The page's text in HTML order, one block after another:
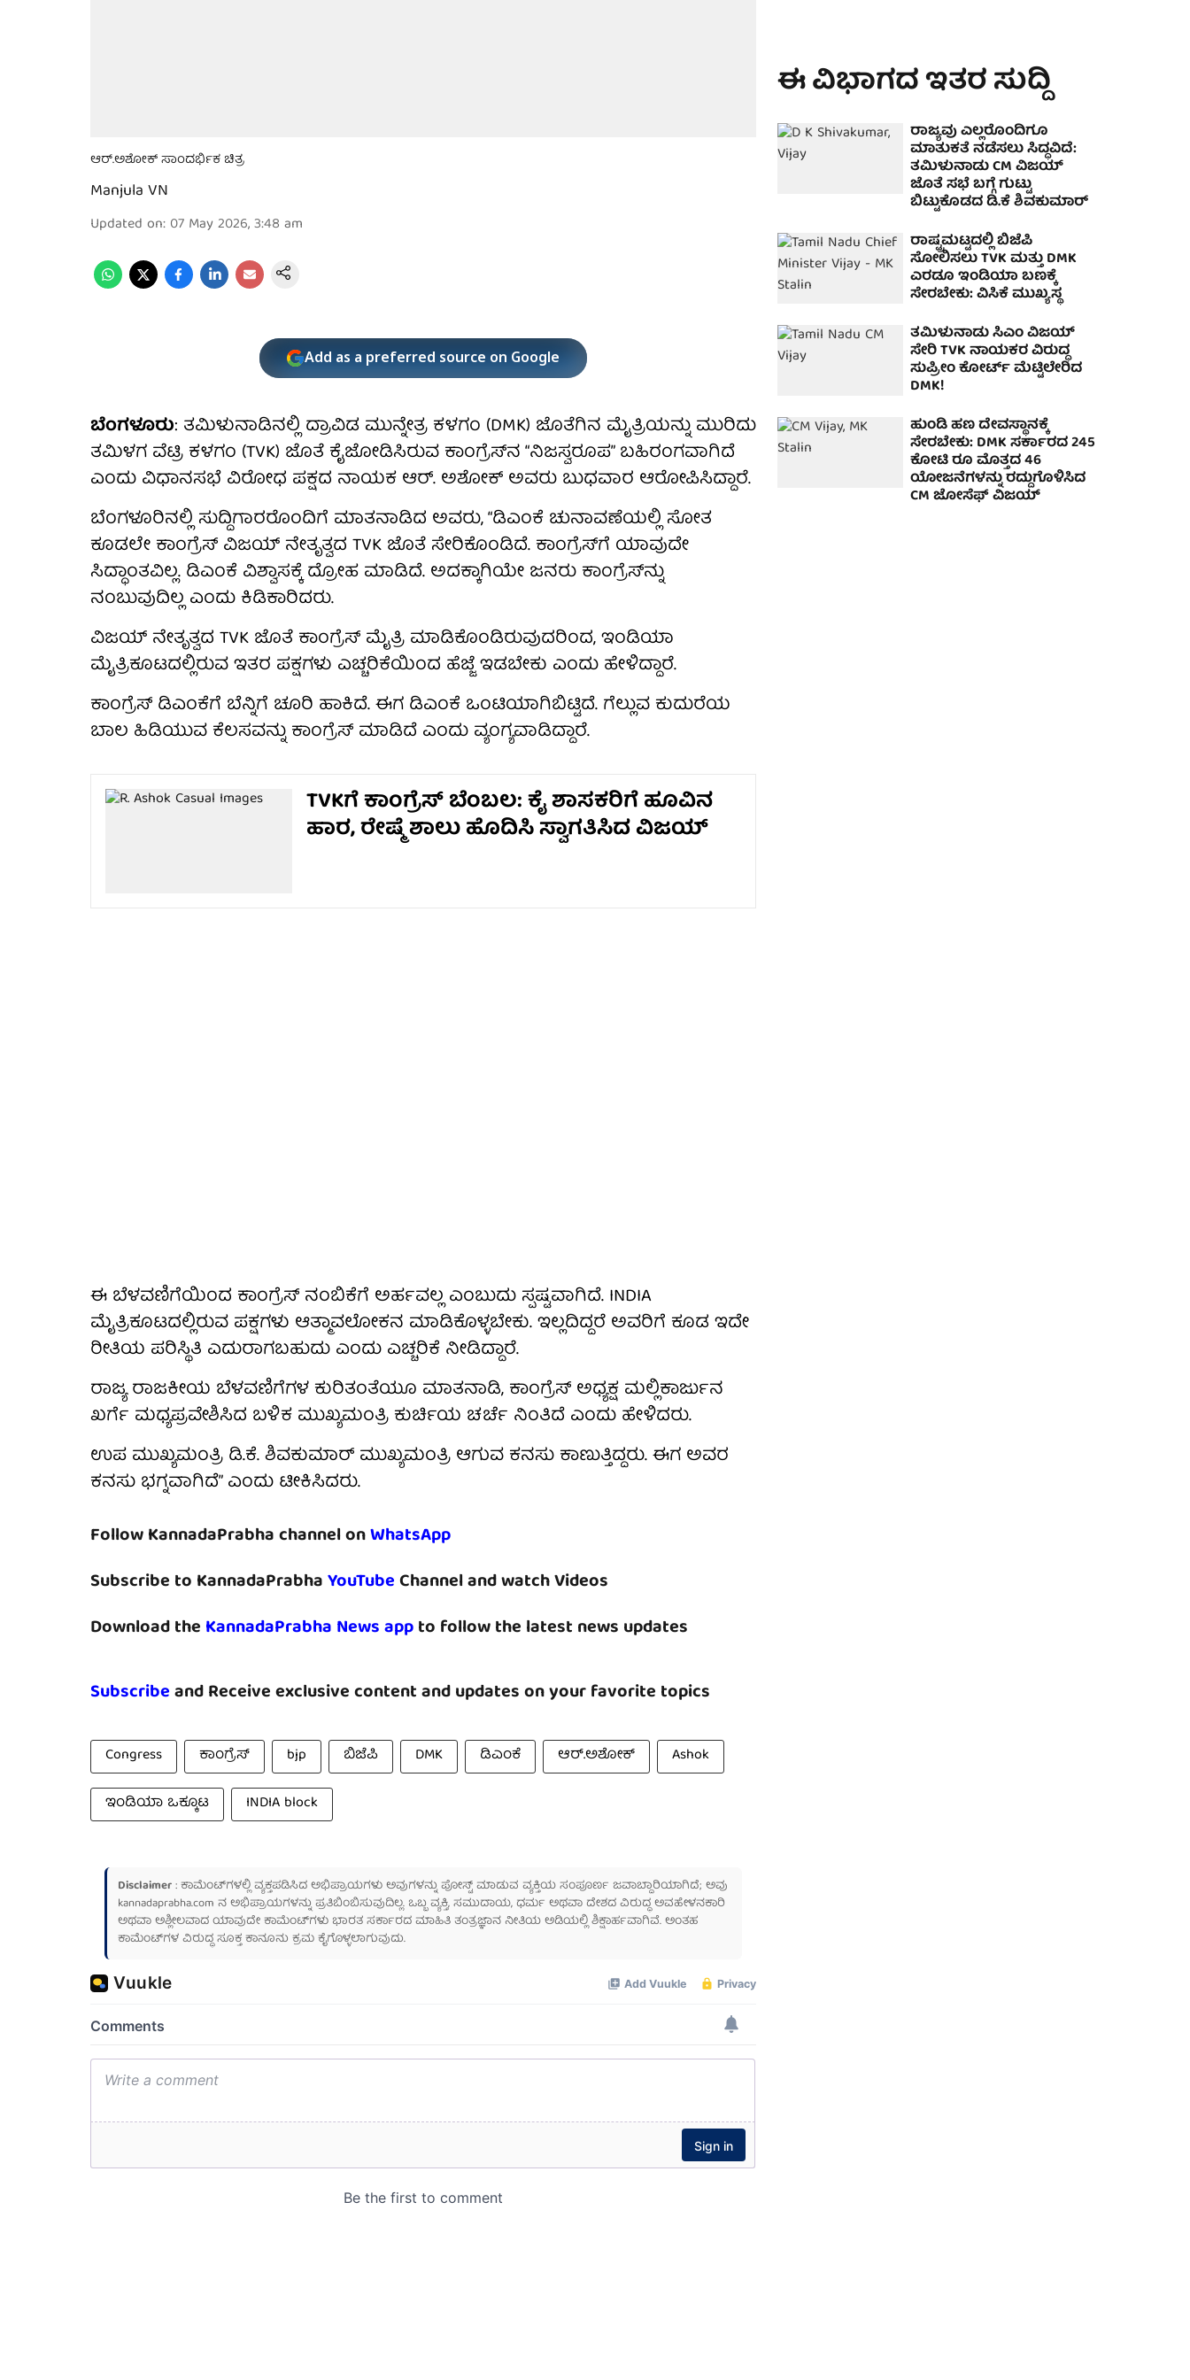
ಆರ್.ಅಶೋಕ್ ಸಾಂದರ್ಭಿಕ ಚಿತ್ರ
Manjula VN
Updated on: 07 May 2026, 3:48 am
Add as a preferred source on Google
ಬೆಂಗಳೂರು: ತಮಿಳುನಾಡಿನಲ್ಲಿ ದ್ರಾವಿಡ ಮುನ್ನೇತ್ರ ಕಳಗಂ (DMK) ಜೊತೆಗಿನ ಮೈತ್ರಿಯನ್ನು ಮುರಿದು
ತಮಿಳಗ ವೆಟ್ರಿ ಕಳಗಂ (TVK) ಜೊತೆ ಕೈಜೋಡಿಸಿರುವ ಕಾಂಗ್ರೆಸ್‌ನ “ನಿಜಸ್ವರೂಪ” ಬಹಿರಂಗವಾಗಿದೆ
ಎಂದು ವಿಧಾನಸಭೆ ವಿರೋಧ ಪಕ್ಷದ ನಾಯಕ ಆರ್. ಅಶೋಕ್ ಅವರು ಬುಧವಾರ ಆರೋಪಿಸಿದ್ದಾರೆ.
ಬೆಂಗಳೂರಿನಲ್ಲಿ ಸುದ್ದಿಗಾರರೊಂದಿಗೆ ಮಾತನಾಡಿದ ಅವರು, “ಡಿಎಂಕೆ ಚುನಾವಣೆಯಲ್ಲಿ ಸೋತ
ಕೂಡಲೇ ಕಾಂಗ್ರೆಸ್ ವಿಜಯ್ ನೇತೃತ್ವದ TVK ಜೊತೆ ಸೇರಿಕೊಂಡಿದೆ. ಕಾಂಗ್ರೆಸ್‌ಗೆ ಯಾವುದೇ
ಸಿದ್ಧಾಂತವಿಲ್ಲ. ಡಿಎಂಕೆ ವಿಶ್ವಾಸಕ್ಕೆ ದ್ರೋಹ ಮಾಡಿದೆ. ಅದಕ್ಕಾಗಿಯೇ ಜನರು ಕಾಂಗ್ರೆಸ್‌ನ್ನು
ನಂಬುವುದಿಲ್ಲ ಎಂದು ಕಿಡಿಕಾರಿದರು.
ವಿಜಯ್ ನೇತೃತ್ವದ TVK ಜೊತೆ ಕಾಂಗ್ರೆಸ್ ಮೈತ್ರಿ ಮಾಡಿಕೊಂಡಿರುವುದರಿಂದ, ಇಂಡಿಯಾ
ಮೈತ್ರಿಕೂಟದಲ್ಲಿರುವ ಇತರ ಪಕ್ಷಗಳು ಎಚ್ಚರಿಕೆಯಿಂದ ಹೆಜ್ಜೆ ಇಡಬೇಕು ಎಂದು ಹೇಳಿದ್ದಾರೆ.
ಕಾಂಗ್ರೆಸ್ ಡಿಎಂಕೆಗೆ ಬೆನ್ನಿಗೆ ಚೂರಿ ಹಾಕಿದೆ. ಈಗ ಡಿಎಂಕೆ ಒಂಟಿಯಾಗಿಬಿಟ್ಟಿದೆ. ಗೆಲ್ಲುವ ಕುದುರೆಯ
ಬಾಲ ಹಿಡಿಯುವ ಕೆಲಸವನ್ನು ಕಾಂಗ್ರೆಸ್ ಮಾಡಿದೆ ಎಂದು ವ್ಯಂಗ್ಯವಾಡಿದ್ದಾರೆ.
TVKಗೆ ಕಾಂಗ್ರೆಸ್ ಬೆಂಬಲ: ಕೈ ಶಾಸಕರಿಗೆ ಹೂವಿನ
ಹಾರ, ರೇಷ್ಮೆ ಶಾಲು ಹೊದಿಸಿ ಸ್ವಾಗತಿಸಿದ ವಿಜಯ್
ಈ ಬೆಳವಣಿಗೆಯಿಂದ ಕಾಂಗ್ರೆಸ್ ನಂಬಿಕೆಗೆ ಅರ್ಹವಲ್ಲ ಎಂಬುದು ಸ್ಪಷ್ಟವಾಗಿದೆ. INDIA
ಮೈತ್ರಿಕೂಟದಲ್ಲಿರುವ ಪಕ್ಷಗಳು ಆತ್ಮಾವಲೋಕನ ಮಾಡಿಕೊಳ್ಳಬೇಕು. ಇಲ್ಲದಿದ್ದರೆ ಅವರಿಗೆ ಕೂಡ ಇದೇ
ರೀತಿಯ ಪರಿಸ್ಥಿತಿ ಎದುರಾಗಬಹುದು ಎಂದು ಎಚ್ಚರಿಕೆ ನೀಡಿದ್ದಾರೆ.
ರಾಜ್ಯ ರಾಜಕೀಯ ಬೆಳವಣಿಗೆಗಳ ಕುರಿತಂತೆಯೂ ಮಾತನಾಡಿ, ಕಾಂಗ್ರೆಸ್ ಅಧ್ಯಕ್ಷ ಮಲ್ಲಿಕಾರ್ಜುನ
ಖರ್ಗೆ ಮಧ್ಯಪ್ರವೇಶಿಸಿದ ಬಳಿಕ ಮುಖ್ಯಮಂತ್ರಿ ಕುರ್ಚಿಯ ಚರ್ಚೆ ನಿಂತಿದೆ ಎಂದು ಹೇಳಿದರು.
ಉಪ ಮುಖ್ಯಮಂತ್ರಿ ಡಿ.ಕೆ. ಶಿವಕುಮಾರ್ ಮುಖ್ಯಮಂತ್ರಿ ಆಗುವ ಕನಸು ಕಾಣುತ್ತಿದ್ದರು. ಈಗ ಅವರ
ಕನಸು ಭಗ್ನವಾಗಿದೆ” ಎಂದು ಟೀಕಿಸಿದರು.
Follow KannadaPrabha channel onWhatsApp
Subscribe to KannadaPrabhaYouTubeChannel and watch Videos
Download the KannadaPrabha News appto follow the latest news updates
Subscribeand Receive exclusive content and updates on your favorite topics
Congress ಕಾಂಗ್ರೆಸ್ bjp ಬಿಜೆಪಿ DMK ಡಿಎಂಕೆ ಆರ್.ಅಶೋಕ್
Ashok
ಇಂಡಿಯಾ ಒಕ್ಕೂಟ
INDIA block
Disclaimer: ಕಾಮೆಂಟ್‌ಗಳಲ್ಲಿ ವ್ಯಕ್ತಪಡಿಸಿದ ಅಭಿಪ್ರಾಯಗಳು ಅವುಗಳನ್ನು ಪೋಸ್ಟ್ ಮಾಡುವ ವ್ಯಕ್ತಿಯ ಸಂಪೂರ್ಣ ಜವಾಬ್ದಾರಿಯಾಗಿದೆ; ಅವು
kannadaprabha.com ನ ಅಭಿಪ್ರಾಯಗಳನ್ನು ಪ್ರತಿಬಿಂಬಿಸುವುದಿಲ್ಲ. ಒಬ್ಬ ವ್ಯಕ್ತಿ, ಸಮುದಾಯ, ಧರ್ಮ ಅಥವಾ ದೇಶದ ವಿರುದ್ಧ ಅವಹೇಳನಕಾರಿ
ಅಥವಾ ಅಶ್ಲೀಲವಾದ ಯಾವುದೇ ಕಾಮೆಂಟ್‌ಗಳು ಭಾರತ ಸರ್ಕಾರದ ಮಾಹಿತಿ ತಂತ್ರಜ್ಞಾನ ನೀತಿಯ ಅಡಿಯಲ್ಲಿ ಶಿಕ್ಷಾರ್ಹವಾಗಿವೆ. ಅಂತಹ
ಕಾಮೆಂಟ್‌ಗಳ ವಿರುದ್ಧ ಸೂಕ್ತ ಕಾನೂನು ಕ್ರಮ ಕೈಗೊಳ್ಳಲಾಗುವುದು.
ಈ ವಿಭಾಗದ ಇತರ ಸುದ್ದಿ
ರಾಜ್ಯವು ಎಲ್ಲರೊಂದಿಗೂ
ಮಾತುಕತೆ ನಡೆಸಲು ಸಿದ್ಧವಿದೆ:
ತಮಿಳುನಾಡು CM ವಿಜಯ್
ಜೊತೆ ಸಭೆ ಬಗ್ಗೆ ಗುಟ್ಟು
ಬಿಟ್ಟುಕೊಡದ ಡಿ.ಕೆ ಶಿವಕುಮಾರ್
ರಾಷ್ಟ್ರಮಟ್ಟದಲ್ಲಿ ಬಿಜೆಪಿ
ಸೋಲಿಸಲು TVK ಮತ್ತು DMK
ಎರಡೂ ಇಂಡಿಯಾ ಬಣಕ್ಕೆ
ಸೇರಬೇಕು: ವಿಸಿಕೆ ಮುಖ್ಯಸ್ಥ
ತಮಿಳುನಾಡು ಸಿಎಂ ವಿಜಯ್
ಸೇರಿ TVK ನಾಯಕರ ವಿರುದ್ಧ
ಸುಪ್ರೀಂ ಕೋರ್ಟ್ ಮೆಟ್ಟಿಲೇರಿದ
DMK!
ಹುಂಡಿ ಹಣ ದೇವಸ್ಥಾನಕ್ಕೆ
ಸೇರಬೇಕು: DMK ಸರ್ಕಾರದ 245
ಕೋಟಿ ರೂ ಮೊತ್ತದ 46
ಯೋಜನೆಗಳನ್ನು ರದ್ದುಗೊಳಿಸಿದ
CM ಜೋಸೆಫ್ ವಿಜಯ್